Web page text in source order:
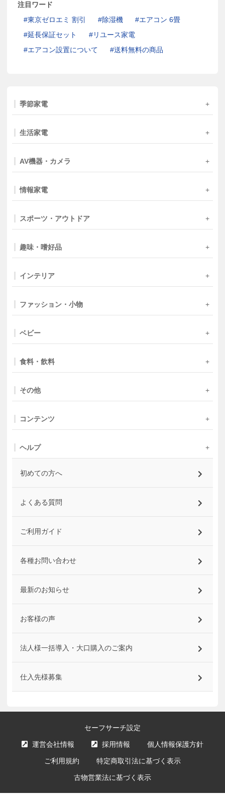
注目ワード
東京ゼロエミ 割引
除湿機
エアコン 6畳
延長保証セット
リユース家電
エアコン設置について
送料無料の商品
季節家電
生活家電
AV機器・カメラ
情報家電
スポーツ・アウトドア
趣味・嗜好品
インテリア
ファッション・小物
ベビー
食料・飲料
その他
コンテンツ
ヘルプ
初めての方へ
よくある質問
ご利用ガイド
各種お問い合わせ
最新のお知らせ
お客様の声
法人様一括導入・大口購入のご案内
仕入先様募集
セーフサーチ設定
運営会社情報 採用情報 個人情報保護方針
ご利用規約 特定商取引法に基づく表示
古物営業法に基づく表示